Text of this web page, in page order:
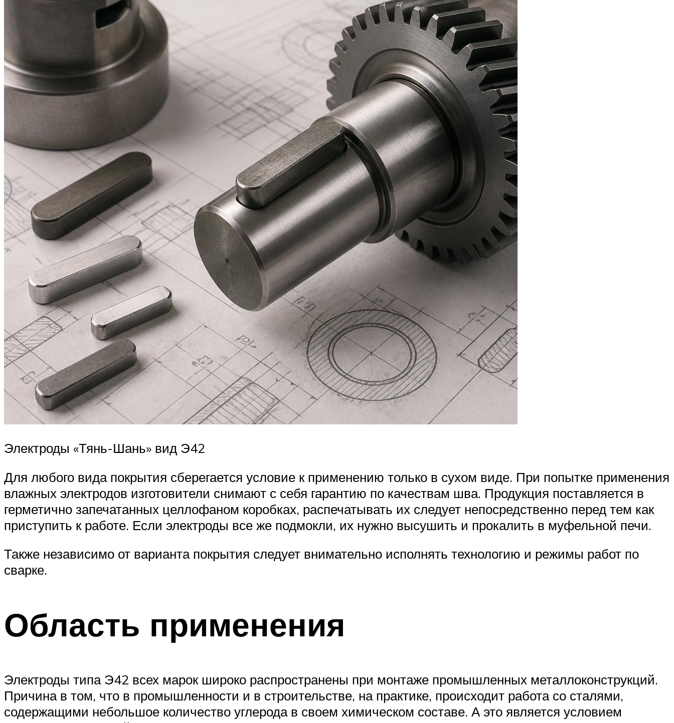
Электроды «Тянь-Шань» вид Э42
Для любого вида покрытия сберегается условие к применению только в сухом виде. При попытке применения
влажных электродов изготовители снимают с себя гарантию по качествам шва. Продукция поставляется в
герметично запечатанных целлофаном коробках, распечатывать их следует непосредственно перед тем как
приступить к работе. Если электроды все же подмокли, их нужно высушить и прокалить в муфельной печи.
Также независимо от варианта покрытия следует внимательно исполнять технологию и режимы работ по
сварке.
Область применения
Электроды типа Э42 всех марок широко распространены при монтаже промышленных металлоконструкций.
Причина в том, что в промышленности и в строительстве, на практике, происходит работа со сталями,
содержащими небольшое количество углерода в своем химическом составе. А это является условием